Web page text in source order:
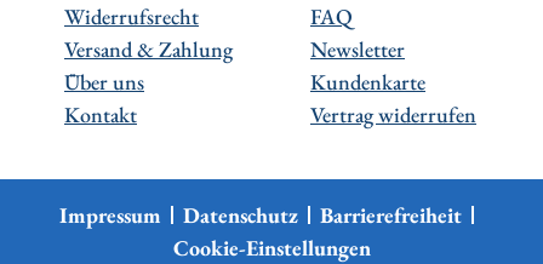
Widerrufsrecht
Versand & Zahlung
Über uns
Kontakt
FAQ
Newsletter
Kundenkarte
Vertrag widerrufen
Impressum Datenschutz
Barrierefreiheit
Cookie-Einstellungen